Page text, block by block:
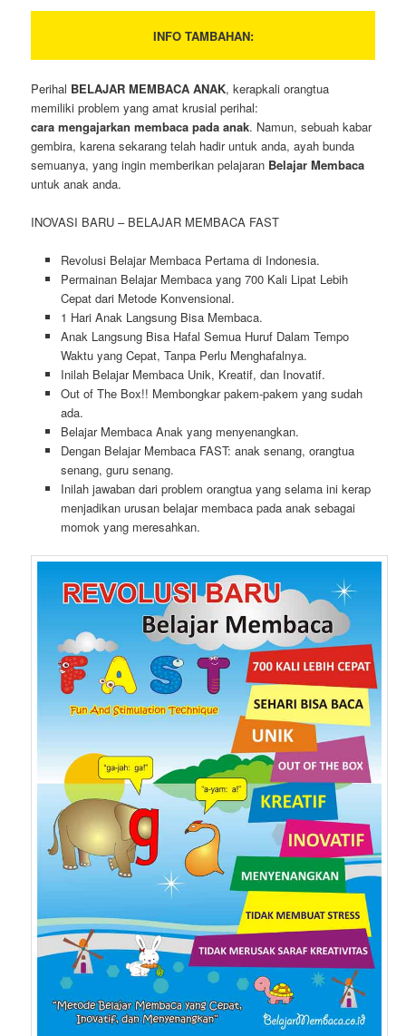
INFO TAMBAHAN:
Perihal BELAJAR MEMBACA ANAK, kerapkali orangtua
memiliki problem yang amat krusial perihal:
cara mengajarkan membaca pada anak. Namun, sebuah kabar
gembira, karena sekarang telah hadir untuk anda, ayah bunda
semuanya, yang ingin memberikan pelajaran Belajar Membaca
untuk anak anda.
INOVASI BARU – BELAJAR MEMBACA FAST
Revolusi Belajar Membaca Pertama di Indonesia.
Permainan Belajar Membaca yang 700 Kali Lipat Lebih
Cepat dari Metode Konvensional.
1 Hari Anak Langsung Bisa Membaca.
Anak Langsung Bisa Hafal Semua Huruf Dalam Tempo
Waktu yang Cepat, Tanpa Perlu Menghafalnya.
Inilah Belajar Membaca Unik, Kreatif, dan Inovatif.
Out of The Box!! Membongkar pakem-pakem yang sudah
ada.
Belajar Membaca Anak yang menyenangkan.
Dengan Belajar Membaca FAST: anak senang, orangtua
senang, guru senang.
Inilah jawaban dari problem orangtua yang selama ini kerap
menjadikan urusan belajar membaca pada anak sebagai
momok yang meresahkan.